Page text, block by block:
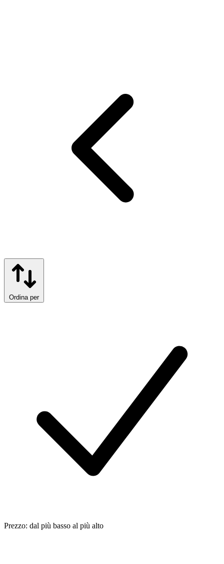
Ordina per
Prezzo: dal più basso al più alto